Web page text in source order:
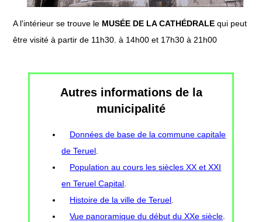
A l'intérieur se trouve le MUSÉE DE LA CATHÉDRALE qui peut
être visité à partir de 11h30. à 14h00 et 17h30 à 21h00
Autres informations de la
municipalité
Données de base de la commune capitale
de Teruel.
Population au cours les siècles XX et XXI
en Teruel Capital.
Histoire de la ville de Teruel.
Vue panoramique du début du XXe siècle.